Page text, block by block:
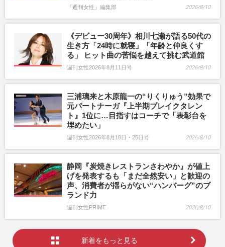
『週刊女性』編集部 2026/8/10
《デビュー30周年》相川七瀬が語る50代の
生き方「24時に就寝」「年齢と仲良くす
る」 ヒット曲の苦悩を越えて挑む武道館
週刊女性2026年8月11日号 2026/8/10
三浦璃来と木原龍一の“りくりゅう”効果で
元パートナーガ『上半期ブレイクタレン
ト』1位に…目指すはコーチで「表彰台を
埋めたい」
週刊女性2026年8月18日・25日号 2026/8/10
静岡『炭焼きレストランさわやか』が値上
げを発表するも「まだ全然安い」と歓迎の
声、消費者が揺らがない“ハンバーグ”のブ
ランド力
週刊女性PRIME 2026/8/10
新着をもっと見る